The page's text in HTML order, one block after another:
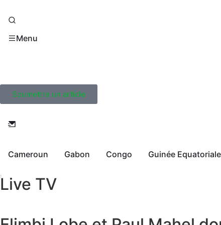
Menu
Soumettre un article
Cameroun Gabon Congo Guinée Equatoriale
Live TV